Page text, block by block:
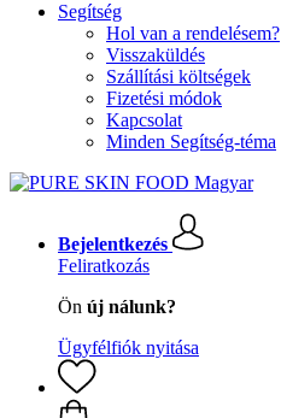
Segítség
Hol van a rendelésem?
Visszaküldés
Szállítási költségek
Fizetési módok
Kapcsolat
Minden Segítség-téma
Bejelentkezés
Feliratkozás
Ön új nálunk?
Ügyfélfiók nyitása